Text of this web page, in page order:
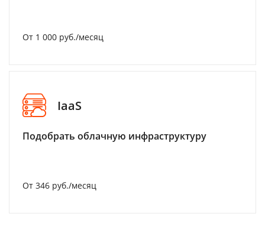
От 1 000 руб./месяц
IaaS
Подобрать облачную инфраструктуру
От 346 руб./месяц